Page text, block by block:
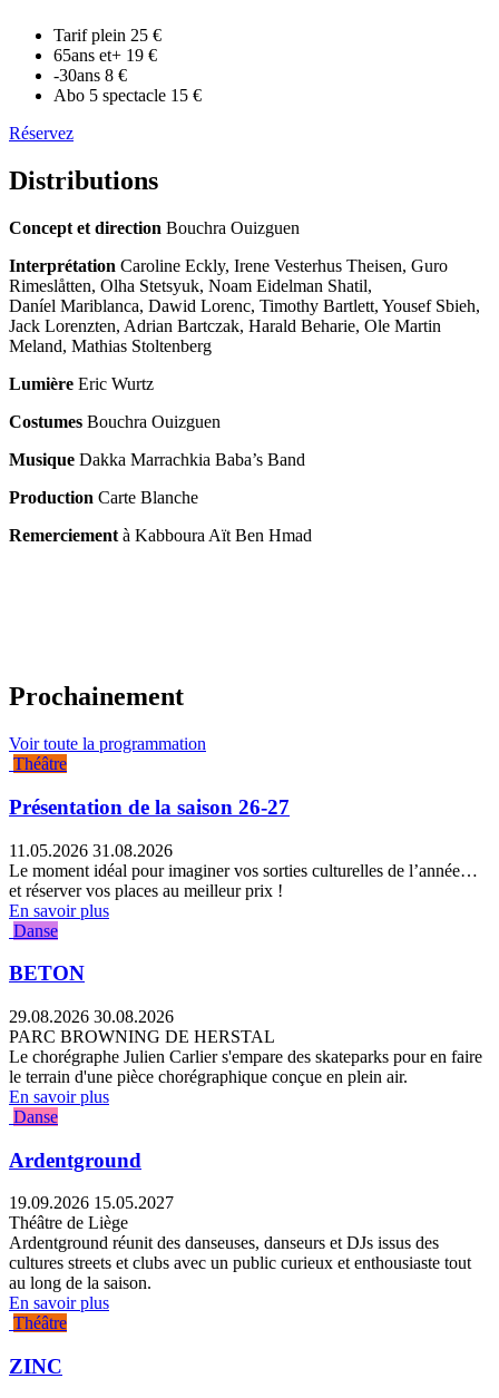
Tarif plein 25 €
65ans et+ 19 €
-30ans 8 €
Abo 5 spectacle 15 €
Réservez
Distributions
Concept et direction Bouchra Ouizguen
Interprétation Caroline Eckly, Irene Vesterhus Theisen, Guro
Rimeslåtten, Olha Stetsyuk, Noam Eidelman Shatil,
Daníel Mariblanca, Dawid Lorenc, Timothy Bartlett, Yousef Sbieh,
Jack Lorenzten, Adrian Bartczak, Harald Beharie, Ole Martin
Meland, Mathias Stoltenberg
Lumière Eric Wurtz
Costumes Bouchra Ouizguen
Musique Dakka Marrachkia Baba’s Band
Production Carte Blanche
Remerciement à Kabboura Aït Ben Hmad
Prochainement
Voir toute la programmation
Théâtre
Présentation de la saison 26-27
11.05.2026 31.08.2026
Le moment idéal pour imaginer vos sorties culturelles de l’année…
et réserver vos places au meilleur prix !
En savoir plus
Danse
BETON
29.08.2026 30.08.2026
PARC BROWNING DE HERSTAL
Le chorégraphe Julien Carlier s'empare des skateparks pour en faire
le terrain d'une pièce chorégraphique conçue en plein air.
En savoir plus
Danse
Ardentground
19.09.2026 15.05.2027
Théâtre de Liège
Ardentground réunit des danseuses, danseurs et DJs issus des
cultures streets et clubs avec un public curieux et enthousiaste tout
au long de la saison.
En savoir plus
Théâtre
ZINC